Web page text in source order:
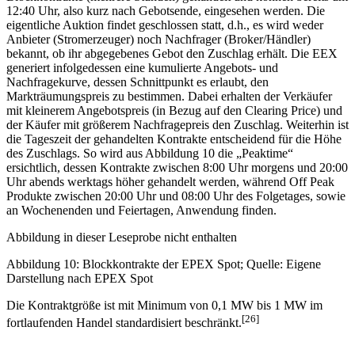
12:40 Uhr, also kurz nach Gebotsende, eingesehen werden. Die
eigentliche Auktion findet geschlossen statt, d.h., es wird weder
Anbieter (Stromerzeuger) noch Nachfrager (Broker/Händler)
bekannt, ob ihr abgegebenes Gebot den Zuschlag erhält. Die EEX
generiert infolgedessen eine kumulierte Angebots- und
Nachfragekurve, dessen Schnittpunkt es erlaubt, den
Markträumungspreis zu bestimmen. Dabei erhalten der Verkäufer
mit kleinerem Angebotspreis (in Bezug auf den Clearing Price) und
der Käufer mit größerem Nachfragepreis den Zuschlag. Weiterhin ist
die Tageszeit der gehandelten Kontrakte entscheidend für die Höhe
des Zuschlags. So wird aus Abbildung 10 die „Peaktime“
ersichtlich, dessen Kontrakte zwischen 8:00 Uhr morgens und 20:00
Uhr abends werktags höher gehandelt werden, während Off Peak
Produkte zwischen 20:00 Uhr und 08:00 Uhr des Folgetages, sowie
an Wochenenden und Feiertagen, Anwendung finden.
Abbildung in dieser Leseprobe nicht enthalten
Abbildung 10: Blockkontrakte der EPEX Spot; Quelle: Eigene
Darstellung nach EPEX Spot
Die Kontraktgröße ist mit Minimum von 0,1 MW bis 1 MW im
fortlaufenden Handel standardisiert beschränkt.[26]